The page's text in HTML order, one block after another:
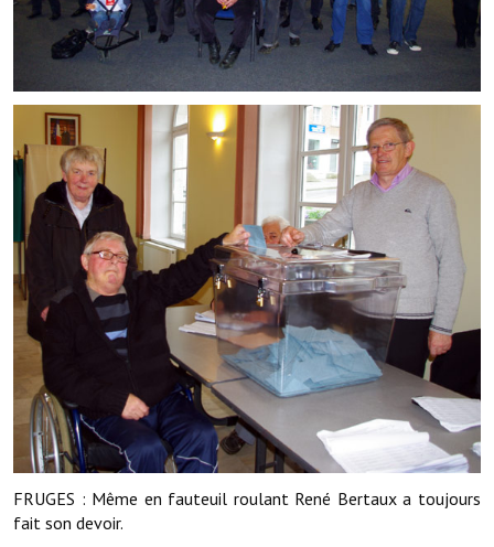
Les moyens financiers
Note de synthèse financière
Rapport d'orientation budgétaire
Actions et projets
Projets et travaux en cours
Procès verbaux des conseils municipaux
Communication
Le bulletin municipal : Fressinfo & Le Fressinois
Toutes les publications
Le village dans l'intercommunalité
Communauté de communes
Autres groupements
FRUGES : Même en fauteuil roulant René Bertaux a toujours
fait son devoir.